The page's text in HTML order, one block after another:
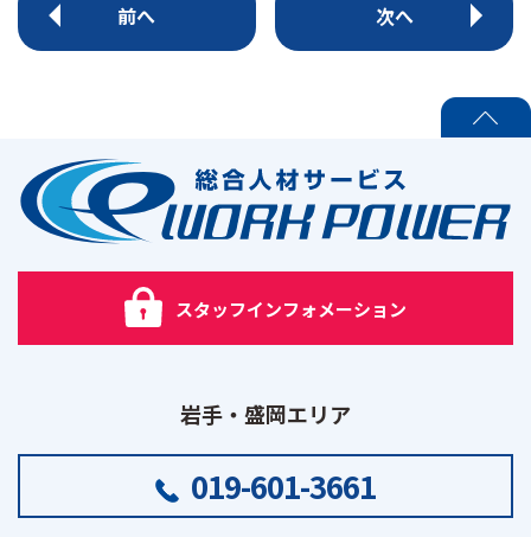
前へ 次へ
スタッフインフォメーション
岩手・盛岡エリア
019-601-3661